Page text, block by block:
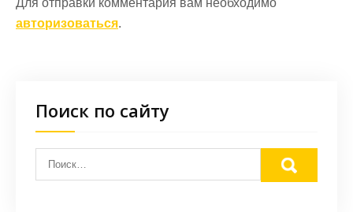
Для отправки комментария вам необходимо
авторизоваться.
Поиск по сайту